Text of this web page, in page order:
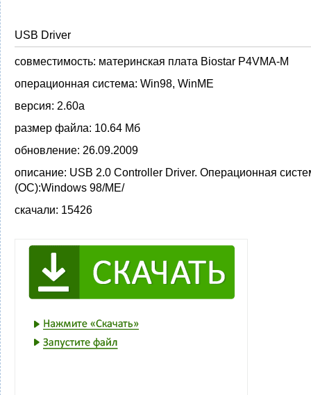
USB Driver
совместимость: материнская плата Biostar P4VMA-M
операционная система: Win98, WinME
версия: 2.60a
размер файла: 10.64 Мб
обновление: 26.09.2009
описание: USB 2.0 Controller Driver. Операционная
(ОС):Windows 98/ME/
скачали: 15426